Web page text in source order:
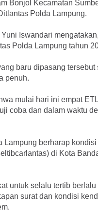
Bonjol Kecamatan
Polda Lampung.
Iswandari
Polda Lampung tahun
baru dipasang
penuh.
mulai hari ini empat
coba dan dalam waktu
berharap
di Kota
untuk selalu tertib
surat dan kondisi